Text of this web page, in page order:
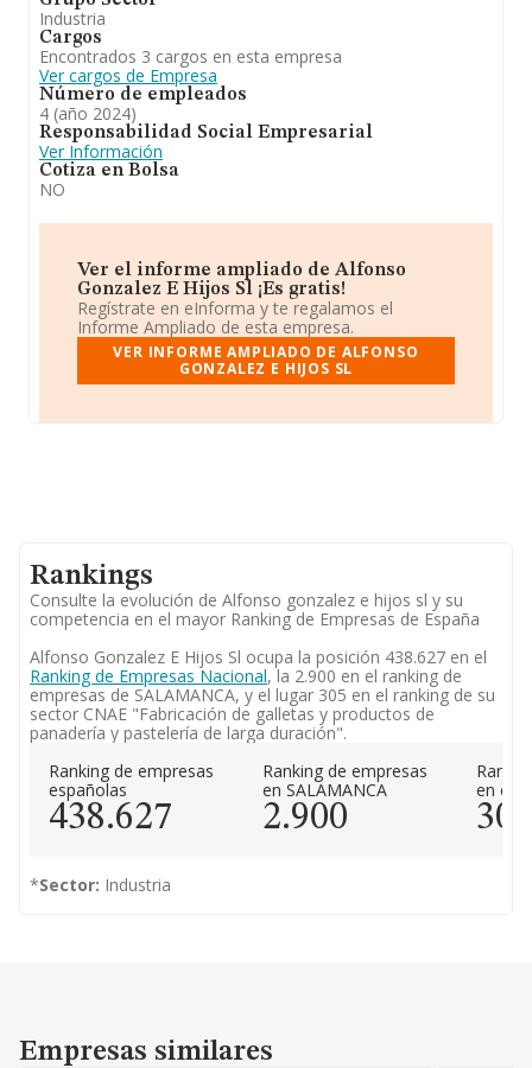
Industria
Cargos
Encontrados 3 cargos en esta empresa
Ver cargos de Empresa
Número de empleados
4 (año 2024)
Responsabilidad Social Empresarial
Ver Información
Cotiza en Bolsa
NO
Ver el informe ampliado de Alfonso
Gonzalez E Hijos Sl ¡Es gratis!
Regístrate en eInforma y te regalamos el
Informe Ampliado de esta empresa.
VER INFORME AMPLIADO DE ALFONSO
GONZALEZ E HIJOS SL
Rankings
Consulte la evolución de Alfonso gonzalez e hijos sl y su
competencia en el mayor Ranking de Empresas de España
Alfonso Gonzalez E Hijos Sl ocupa la posición 438.627 en el
Ranking de Empresas Nacional, la 2.900 en el ranking de
empresas de SALAMANCA, y el lugar 305 en el ranking de su
sector CNAE "Fabricación de galletas y productos de
panadería y pastelería de larga duración".
Ranking de empresas
españolas
438.627
Ranking de empresas
en SALAMANCA
2.900
en el
305
*Sector: Industria
Empresas similares
Empresas similares